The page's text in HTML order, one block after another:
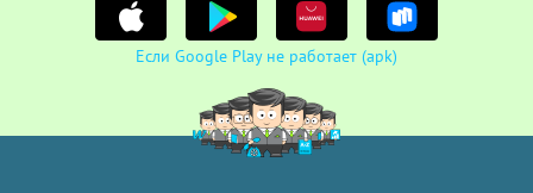
Если Google Play не работает (apk)